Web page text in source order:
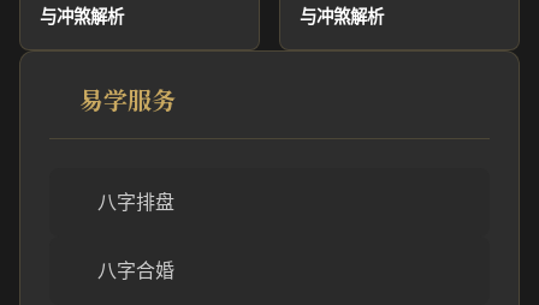
与冲煞解析
与冲煞解析
易学服务
八字排盘
八字合婚